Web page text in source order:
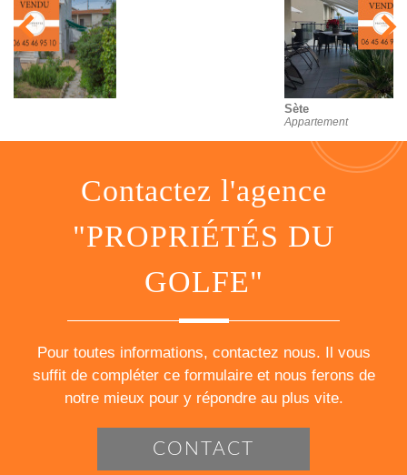
contactez l'agence
"PROPRIÉTÉS DU
GOLFE"
Pour toutes informations, contactez nous. Il vous
suffit de compléter ce formulaire et nous ferons de
notre mieux pour y répondre au plus vite.
CONTACT